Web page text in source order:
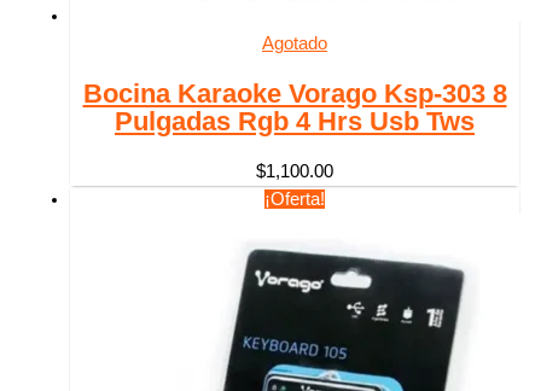
Agotado
Bocina Karaoke Vorago Ksp-303 8
Pulgadas Rgb 4 Hrs Usb Tws
$1,100.00
¡Oferta!